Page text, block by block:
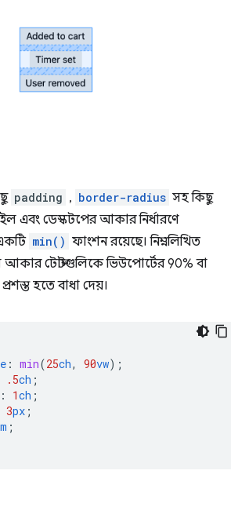
padding , border-radius সহ কিছু
এবং ডেস্কটপের আকার নির্ধারণে
min() ফাংশন রয়েছে। নিম্নলিখিত
আকার টোস্টগুলিকে ভিউপোর্টের 90% বা
হতে বাধা দেয়।
: min(25ch, 90vw);
.5ch ;
: 1ch ;
3px ;
;